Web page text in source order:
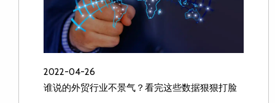
2022-04-26
谁说的外贸行业不景气？看完这些数据狠狠打脸